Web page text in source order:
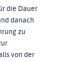
die Dauer
danach
zu
von der